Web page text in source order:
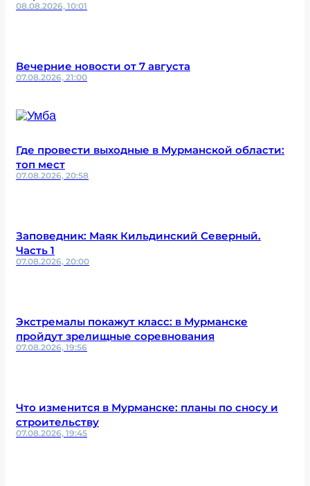
08.08.2026, 10:01
Вечерние новости от 7 августа
07.08.2026, 21:00
Где провести выходные в Мурманской области:
топ мест
07.08.2026, 20:58
Заповедник: Маяк Кильдинский Северный.
Часть 1
07.08.2026, 20:00
Экстремалы покажут класс: в Мурманске
пройдут зрелищные соревнования
07.08.2026, 19:56
Что изменится в Мурманске: планы по сносу и
строительству
07.08.2026, 19:45